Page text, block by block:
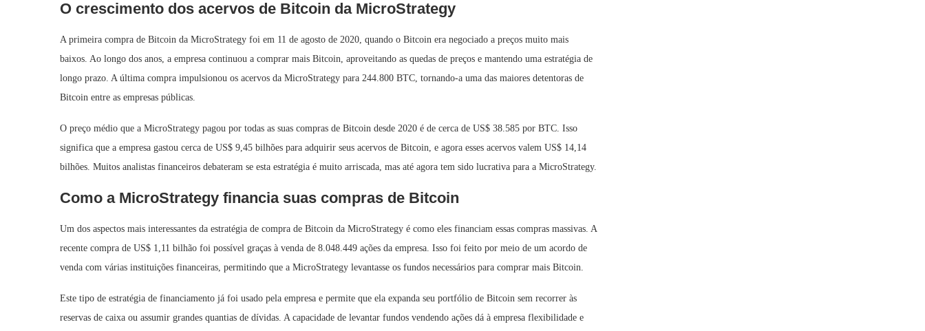
O crescimento dos acervos de Bitcoin da MicroStrategy
A primeira compra de Bitcoin da MicroStrategy foi em 11 de agosto de 2020, quando o Bitcoin era negociado a preços muito mais
baixos. Ao longo dos anos, a empresa continuou a comprar mais Bitcoin, aproveitando as quedas de preços e mantendo uma estratégia de
longo prazo. A última compra impulsionou os acervos da MicroStrategy para 244.800 BTC, tornando-a uma das maiores detentoras de
Bitcoin entre as empresas públicas.
O preço médio que a MicroStrategy pagou por todas as suas compras de Bitcoin desde 2020 é de cerca de US$ 38.585 por BTC. Isso
significa que a empresa gastou cerca de US$ 9,45 bilhões para adquirir seus acervos de Bitcoin, e agora esses acervos valem US$ 14,14
bilhões. Muitos analistas financeiros debateram se esta estratégia é muito arriscada, mas até agora tem sido lucrativa para a MicroStrategy.
Como a MicroStrategy financia suas compras de Bitcoin
Um dos aspectos mais interessantes da estratégia de compra de Bitcoin da MicroStrategy é como eles financiam essas compras massivas. A
recente compra de US$ 1,11 bilhão foi possível graças à venda de 8.048.449 ações da empresa. Isso foi feito por meio de um acordo de
venda com várias instituições financeiras, permitindo que a MicroStrategy levantasse os fundos necessários para comprar mais Bitcoin.
Este tipo de estratégia de financiamento já foi usado pela empresa e permite que ela expanda seu portfólio de Bitcoin sem recorrer às
reservas de caixa ou assumir grandes quantias de dívidas. A capacidade de levantar fundos vendendo ações dá à empresa flexibilidade e